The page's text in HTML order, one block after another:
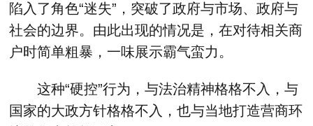
陷入了角色“迷失”，突破了政府与市场、政府与
社会的边界。由此出现的情况是，在对待相关商
户时简单粗暴，一味展示霸气蛮力。
这种“硬控”行为，与法治精神格格不入，与
国家的大政方针格格不入，也与当地打造营商环